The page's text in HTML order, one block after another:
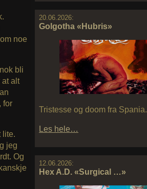
20.06.2026:
Golgotha «Hubris»
Tristesse og doom fra Spania.
Les hele…
12.06.2026:
Hex A.D. «Surgical …»
noe
bli
at alt
for
lite.
jeg
Og